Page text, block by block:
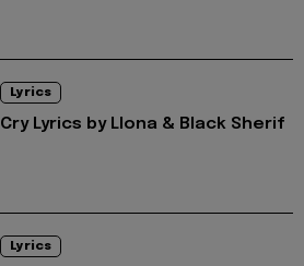
Lyrics
Cry Lyrics by Llona & Black Sherif
Lyrics